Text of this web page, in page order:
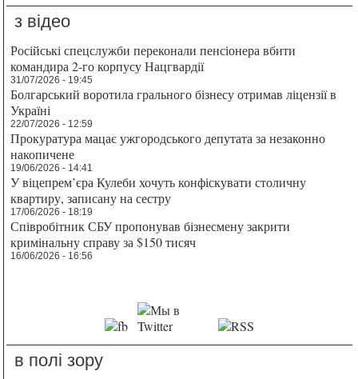
з відео
Російські спецслужби переконали пенсіонера вбити
командира 2-го корпусу Нацгвардії
31/07/2026 - 19:45
Болгарський воротила грального бізнесу отримав ліцензії в
Україні
22/07/2026 - 12:59
Прокуратура мацає ужгородського депутата за незаконно
накопичене
19/06/2026 - 14:41
У віцепрем’єра Кулеби хочуть конфіскувати столичну
квартиру, записану на сестру
17/06/2026 - 18:19
Співробітник СБУ пропонував бізнесмену закрити
кримінальну справу за $150 тисяч
16/06/2026 - 16:56
в полі зору